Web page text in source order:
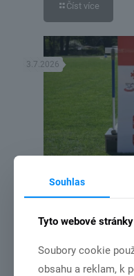
Číst více
3.7.2026
České republiky pro náš
Číst více
Souhlas
Tyto webové
Soubory cookie
obsahu a reklam, k